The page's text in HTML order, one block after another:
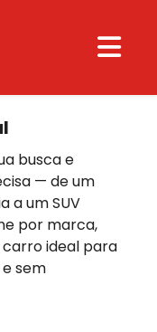
busca e
— de um
a um SUV
por marca,
ideal para
sem